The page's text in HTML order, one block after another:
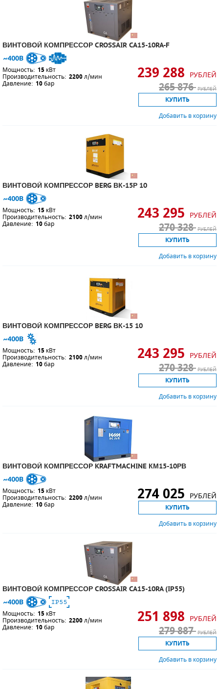
ВИНТОВОЙ КОМПРЕССОР CROSSAIR CA15-10RA-F
Мощность: 15 кВт
Производительность: 2200л/мин
Давление: 10бар
239 288 РУБЛЕЙ
265 876 РУБЛЕЙ
КУПИТЬ
Добавить в корзину
ВИНТОВОЙ КОМПРЕССОР BERG ВК-15Р 10
Мощность: 15 кВт
Производительность: 2100л/мин
Давление: 10бар
243 295 РУБЛЕЙ
270 328 РУБЛЕЙ
КУПИТЬ
Добавить в корзину
ВИНТОВОЙ КОМПРЕССОР BERG ВК-15 10
Мощность: 15 кВт
Производительность: 2100л/мин
Давление: 10бар
243 295 РУБЛЕЙ
270 328 РУБЛЕЙ
КУПИТЬ
Добавить в корзину
ВИНТОВОЙ КОМПРЕССОР KRAFTMACHINE КМ15-10РВ
Мощность: 15 кВт
Производительность: 2200л/мин
Давление: 10бар
274 025 РУБЛЕЙ
КУПИТЬ
Добавить в корзину
ВИНТОВОЙ КОМПРЕССОР CROSSAIR CA15-10RA (IP55)
Мощность: 15 кВт
Производительность: 2200л/мин
Давление: 10бар
251 898 РУБЛЕЙ
279 887 РУБЛЕЙ
КУПИТЬ
Добавить в корзину